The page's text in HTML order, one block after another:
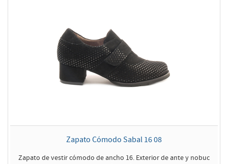
Zapato Cómodo Sabal 16 08
Zapato de vestir cómodo de ancho 16. Exterior de ante y nobuc